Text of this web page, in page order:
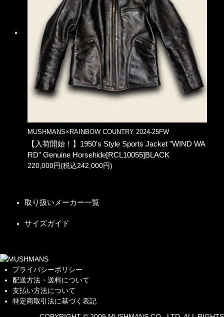
MUSHMANS×RAINBOW COUNTRY 2024-25FW
【入荷開始！】1950's Style Sports Jacket "WIND WA
RD" Genuine Horsehide[RCL10055]BLACK
220,000円(税込242,000円)
取り扱いメーカー一覧
サイズガイド
プライバシーポリシー
配送方法・送料について
支払い方法について
特定商取引法に基づく表記